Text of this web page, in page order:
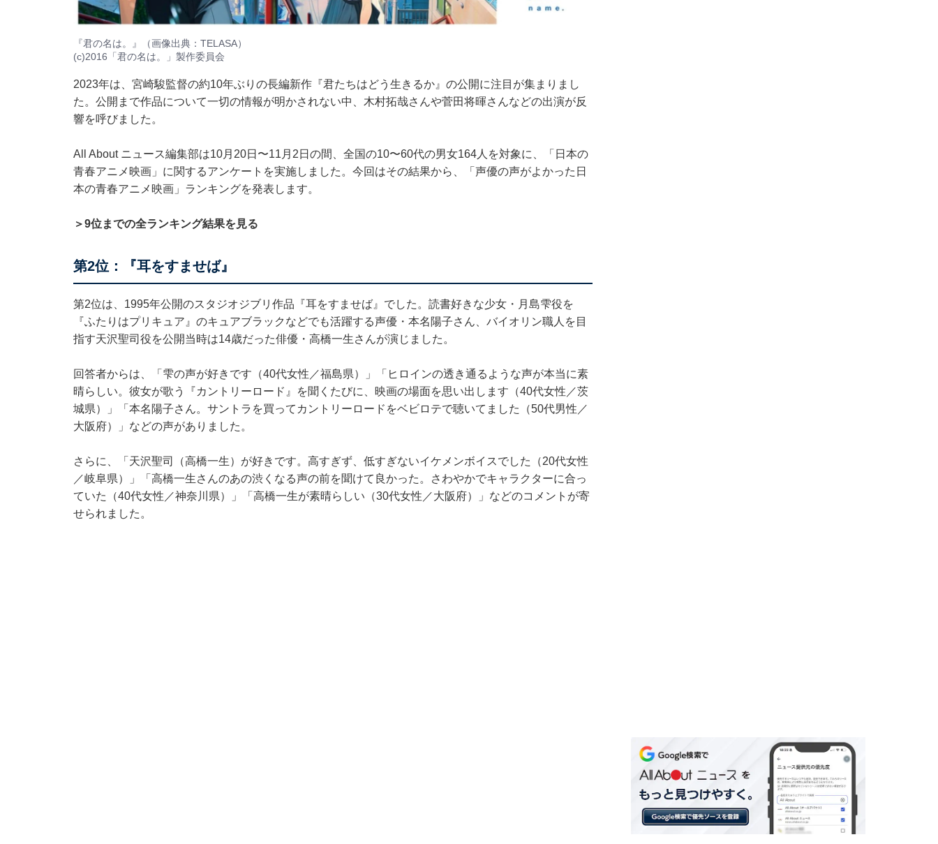
『君の名は。』（画像出典： TELASA）
(c)2016「君の名は。」製作委員会
2023年は、宮崎駿監督の約10年ぶりの長編新作『君たちはどう生きるか』の公開に注目が集まりまし
た。公開まで作品について一切の情報が明かされない中、木村拓哉さんや菅田将暉さんなどの出演が反
響を呼びました。
All About ニュース編集部は10月20日〜11月2日の間、全国の10〜60代の男女164人を対象に、「日本の
青春アニメ映画」に関するアンケートを実施しました。今回はその結果から、「声優の声がよかった日
本の青春アニメ映画」ランキングを発表します。
＞9位までの全ランキング結果を見る
第2位：『耳をすませば』
第2位は、1995年公開のスタジオジブリ作品『耳をすませば』でした。読書好きな少女・月島雫役を
『ふたりはプリキュア』のキュアブラックなどでも活躍する声優・本名陽子さん、バイオリン職人を目
指す天沢聖司役を公開当時は14歳だった俳優・高橋一生さんが演じました。
回答者からは、「雫の声が好きです（40代女性／福島県）」「ヒロインの透き通るような声が本当に素
晴らしい。彼女が歌う『カントリーロード』を聞くたびに、映画の場面を思い出します（40代女性／茨
城県）」「本名陽子さん。サントラを買ってカントリーロードをベビロテで聴いてました（50代男性／
大阪府）」などの声がありました。
さらに、「天沢聖司（高橋一生）が好きです。高すぎず、低すぎないイケメンボイスでした（20代女性
／岐阜県）」「高橋一生さんのあの渋くなる声の前を聞けて良かった。さわやかでキャラクターに合っ
ていた（40代女性／神奈川県）」「高橋一生が素晴らしい（30代女性／大阪府）」などのコメントが寄
せられました。